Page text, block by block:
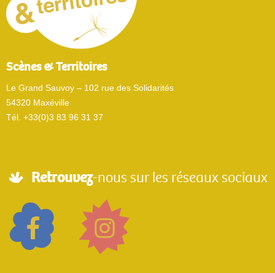
Scènes & Territoires
Le Grand Sauvoy – 102 rue des Solidarités
54320 Maxéville
Tél. +33(0)3 83 96 31 37
Retrouvez-nous sur les réseaux sociaux